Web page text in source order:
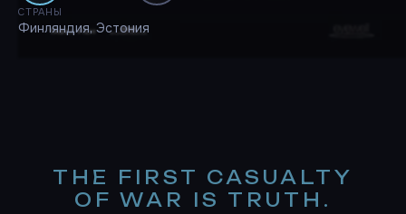
СТРАНЫ
Финляндия, Эстония
THE FIRST CASUALTY
OF WAR IS TRUTH.